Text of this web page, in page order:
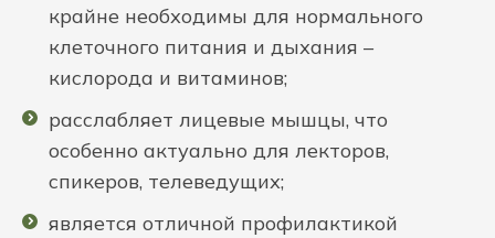
крайне необходимы для нормального
клеточного питания и дыхания –
кислорода и витаминов;
расслабляет лицевые мышцы, что
особенно актуально для лекторов,
спикеров, телеведущих;
является отличной профилактикой